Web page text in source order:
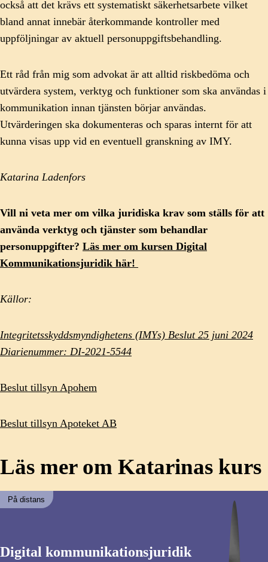
också att det krävs ett systematiskt säkerhetsarbete vilket
bland annat innebär återkommande kontroller med
uppföljningar av aktuell personuppgiftsbehandling.
Ett råd från mig som advokat är att alltid riskbedöma och
utvärdera system, verktyg och funktioner som ska användas i
kommunikation innan tjänsten börjar användas.
Utvärderingen ska dokumenteras och sparas internt för att
kunna visas upp vid en eventuell granskning av IMY.
Katarina Ladenfors
Vill ni veta mer om vilka juridiska krav som ställs för att
använda verktyg och tjänster som behandlar
personuppgifter? Läs mer om kursen Digital
Kommunikationsjuridik här!
Källor:
Integritetsskyddsmyndighetens (IMYs) Beslut 25 juni 2024
Diarienummer: DI-2021-5544
Beslut tillsyn Apohem
Beslut tillsyn Apoteket AB
Läs mer om Katarinas kurs
På distans
Digital kommunikationsjuridik